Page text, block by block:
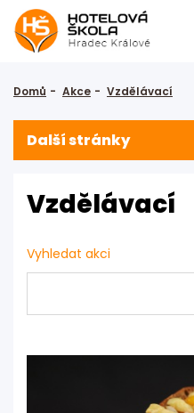
Domů Akce Vzdělávací
Další stránky
Vzdělávací
Vyhledat akci